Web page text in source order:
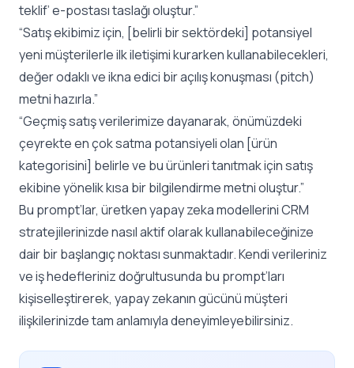
teklif’ e-postası taslağı oluştur.”
“Satış ekibimiz için, [belirli bir sektördeki] potansiyel
yeni müşterilerle ilk iletişimi kurarken kullanabilecekleri,
değer odaklı ve ikna edici bir açılış konuşması (pitch)
metni hazırla.”
“Geçmiş satış verilerimize dayanarak, önümüzdeki
çeyrekte en çok satma potansiyeli olan [ürün
kategorisini] belirle ve bu ürünleri tanıtmak için satış
ekibine yönelik kısa bir bilgilendirme metni oluştur.”
Bu prompt’lar, üretken yapay zeka modellerini CRM
stratejilerinizde nasıl aktif olarak kullanabileceğinize
dair bir başlangıç noktası sunmaktadır. Kendi verileriniz
ve iş hedefleriniz doğrultusunda bu prompt’ları
kişiselleştirerek, yapay zekanın gücünü müşteri
ilişkilerinizde tam anlamıyla deneyimleyebilirsiniz.